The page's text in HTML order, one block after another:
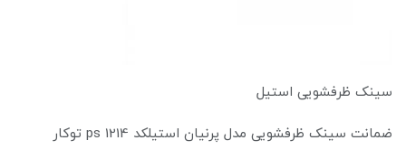
سینک ظرفشویی استیل
ضمانت سینک ظرفشویی مدل پرنیان استیلکد ps 1214 توکار